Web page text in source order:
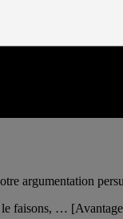
argumentation
le faisons, …